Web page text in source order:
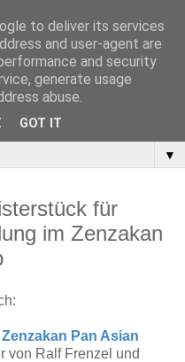
▼
für
im Zenzakan
Zenzakan Pan Asian
von Ralf Frenzel und
to deliver its services
and user-agent are
and security
generate usage
abuse.
GOT IT